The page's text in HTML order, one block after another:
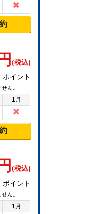
円 (税込)
ポイント
ん。
1月
円 (税込)
ポイント
ん。
1月